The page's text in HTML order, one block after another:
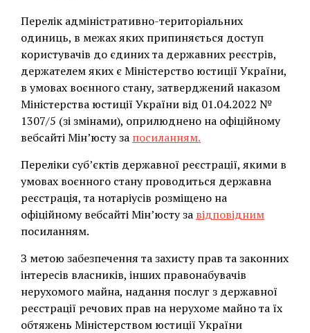
Перелік адміністративно-територіальних
одиниць, в межах яких припиняється доступ
користувачів до єдиних та державних реєстрів,
держателем яких є Міністерство юстиції України,
в умовах воєнного стану, затверджений наказом
Міністерства юстиції України від 01.04.2022 №
1307/5 (зі змінами), оприлюднено на офіційному
вебсайті Мін’юсту за посиланням.
Переліки суб’єктів державної реєстрації, якими в
умовах воєнного стану проводиться державна
реєстрація, та нотаріусів розміщено на
офіційному вебсайті Мін’юсту за відповідним
посиланням.
З метою забезпечення та захисту прав та законних
інтересів власників, інших правонабувачів
нерухомого майна, надання послуг з державної
реєстрації речових прав на нерухоме майно та їх
обтяжень Міністерством юстиції України